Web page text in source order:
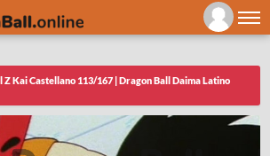
Z Kai Castellano 113/167 | Dragon Ball Daima Latino